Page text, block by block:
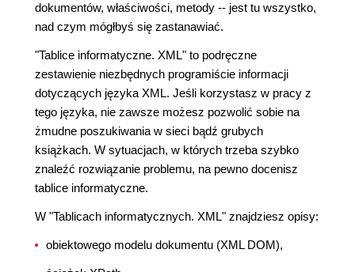
dokumentów, właściwości, metody -- jest tu wszystko,
nad czym mógłbyś się zastanawiać.
"Tablice informatyczne. XML" to podręczne
zestawienie niezbędnych programiście informacji
dotyczących języka XML. Jeśli korzystasz w pracy z
tego języka, nie zawsze możesz pozwolić sobie na
żmudne poszukiwania w sieci bądź grubych
książkach. W sytuacjach, w których trzeba szybko
znaleźć rozwiązanie problemu, na pewno docenisz
tablice informatyczne.
W "Tablicach informatycznych. XML" znajdziesz opisy:
obiektowego modelu dokumentu (XML DOM),